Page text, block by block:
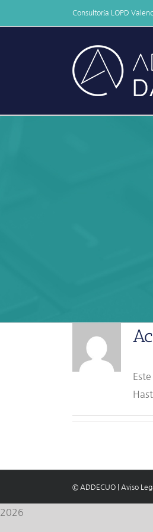
to
Consultoría LOPD
© ADDECUO Aviso
2026